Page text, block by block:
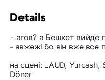
Details
⁃ агов? а Бешкет вийде
- авжеж! бо він вже все
на сцені: LAUD,
Döner